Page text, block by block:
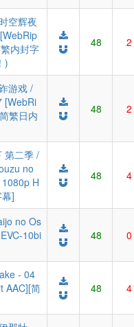
空辉夜
内封字
)
48 2
游戏 /
[WebRi
繁日内
48 2
第二季 /
no
H
]
48 4
no Os
10bi
48 0
- 04
AAC][简
48 4